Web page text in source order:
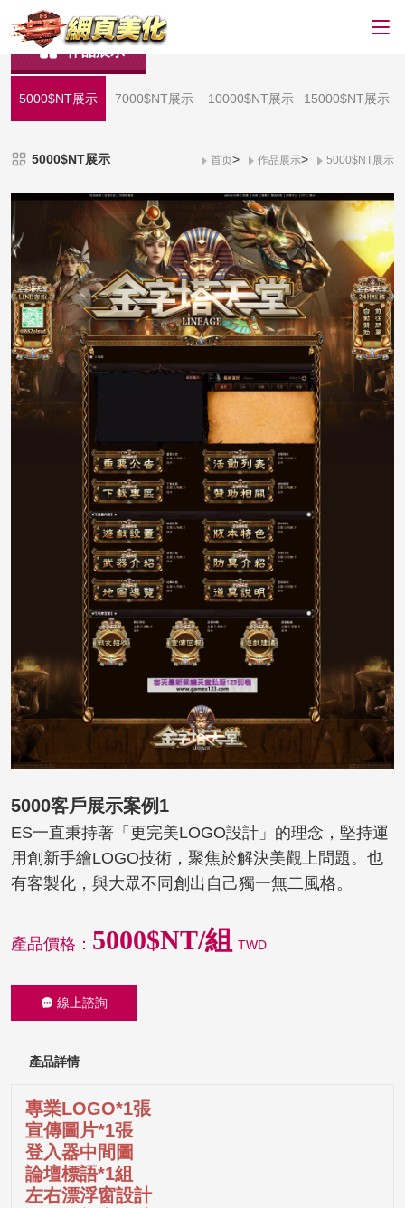
作品展示
5000$NT展示 7000$NT展示 10000$NT展示 15000$NT展示
5000$NT展示 首页> 作品展示> 5000$NT展示
5000客戶展示案例1
ES一直秉持著「更完美LOGO設計」的理念，堅持運
用創新手繪LOGO技術，聚焦於解決美觀上問題。也
有客製化，與大眾不同創出自己獨一無二風格。
產品價格： 5000$NT/組 TWD
線上諮詢
產品詳情
專業LOGO*1張
宣傳圖片*1張
登入器中間圖
論壇標語*1組
左右漂浮窗設計